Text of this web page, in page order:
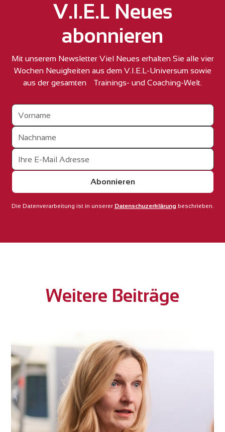
V.I.E.L Neues
abonnieren
Mit unserem Newsletter Viel Neues erhalten Sie alle vier
Wochen Neuigkeiten aus dem V.I.E.L-Universum sowie
aus der gesamten Trainings- und Coaching-Welt.
Die Datenverarbeitung ist in unserer Datenschuzerklärung beschrieben.
Weitere Beiträge